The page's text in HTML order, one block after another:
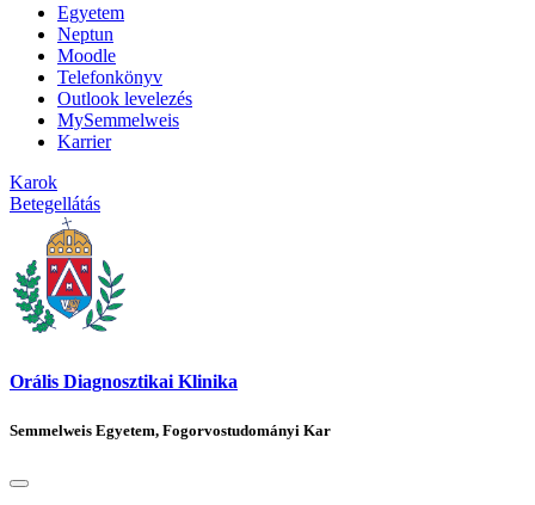
Egyetem
Neptun
Moodle
Telefonkönyv
Outlook levelezés
MySemmelweis
Karrier
Karok
Betegellátás
Orális Diagnosztikai Klinika
Semmelweis Egyetem, Fogorvostudományi Kar